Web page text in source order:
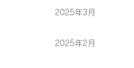
2025年3月
2025年2月